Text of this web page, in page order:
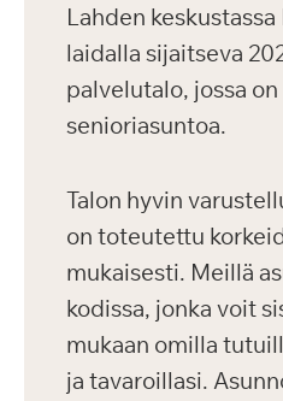
Lahden
laidalla sijaitseva
palvelutalo, jossa
senioriasuntoa.
Talon hyvin
on toteutettu
mukaisesti. Meillä
kodissa, jonka voit
mukaan omilla
ja tavaroillasi.